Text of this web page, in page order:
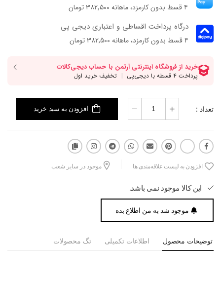
۴ قسط بدون کارمزد، ماهانه ۳۸۲٬۵۰۰ تومان
درگاه پرداخت اقساطی و اعتباری دیجی پی
۴ قسط بدون کارمزد، ماهانه 382,500 تومان
تعداد : افزودن به سبد خرید
افزودن به لیست علاقه‌مندی ها موجود در سایر شعب
این کالا موجود نمی باشد.
موجود شد به من اطلاع بده
توضیحات محصول اطلاعات تکمیلی تگ محصولات